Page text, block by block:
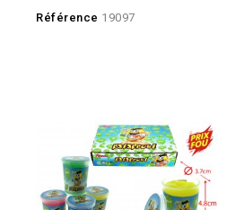
Référence 19097